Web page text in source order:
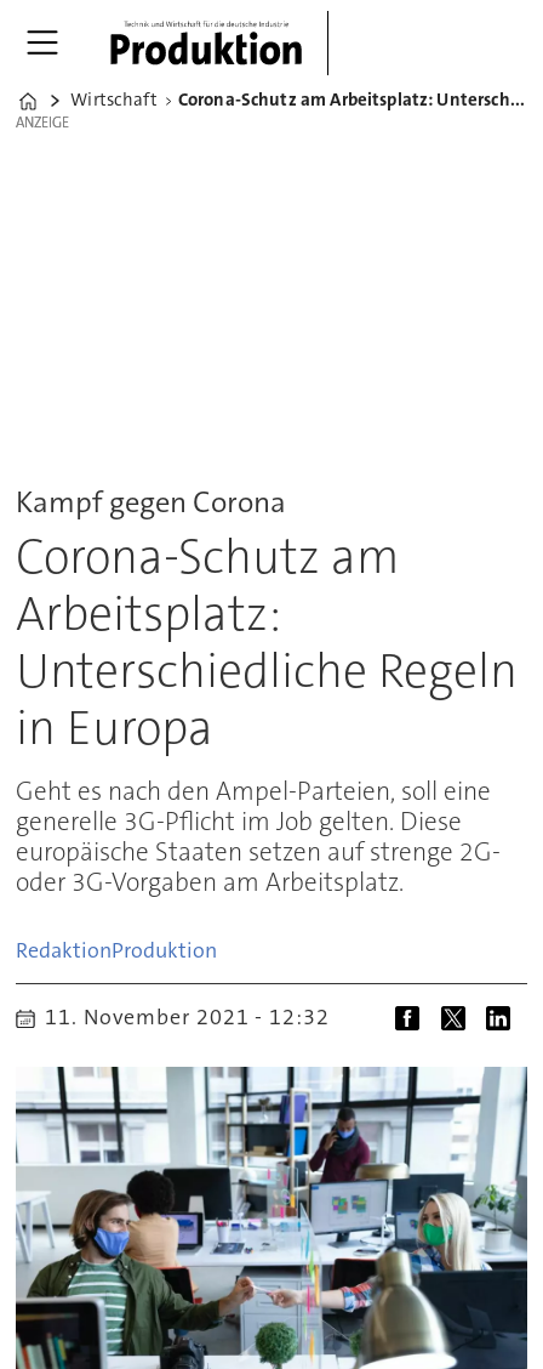
Home
Wirtschaft Corona-Schutz am Arbeitsplatz: Unterschiedliche Regeln in Europa
ANZEIGE
ANZEIGE
Kampf gegen Corona
Corona-Schutz am
Arbeitsplatz:
Unterschiedliche Regeln
in Europa
Geht es nach den Ampel-Parteien, soll eine
generelle 3G-Pflicht im Job gelten. Diese
europäische Staaten setzen auf strenge 2G-
oder 3G-Vorgaben am Arbeitsplatz.
RedaktionProduktion
11. November 2021 - 12:32